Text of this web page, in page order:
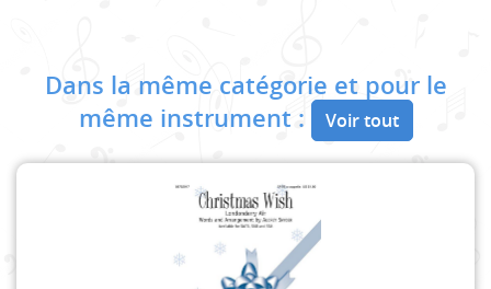
Dans la même catégorie et pour le
même instrument :
Voir tout